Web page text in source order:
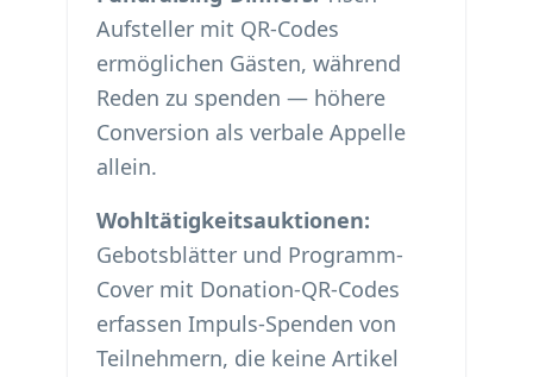
Aufsteller mit QR-Codes
ermöglichen Gästen, während
Reden zu spenden — höhere
Conversion als verbale Appelle
allein.
Wohltätigkeitsauktionen:
Gebotsblätter und Programm-
Cover mit Donation-QR-Codes
erfassen Impuls-Spenden von
Teilnehmern, die keine Artikel